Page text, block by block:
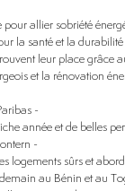
pour allier sobriété
la santé et la
leur place grâce
et la rénovation
- Annonce BGL BNP Paribas -
année et de belles
- Annonce Campus Contern -
logements sûrs et
au Bénin et au